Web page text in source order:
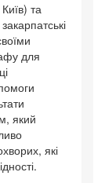
та
для
який
які